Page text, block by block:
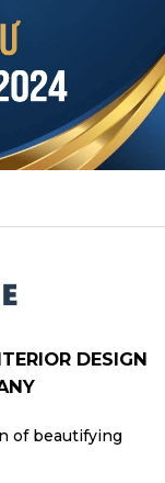
DESIGN
of beautifying